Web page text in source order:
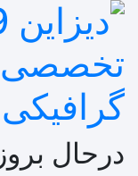
درحال